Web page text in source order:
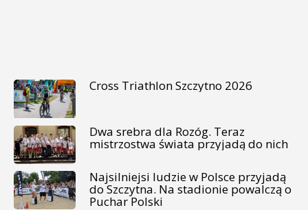
Cross Triathlon Szczytno 2026
Dwa srebra dla Rozóg. Teraz
mistrzostwa świata przyjadą do nich
Najsilniejsi ludzie w Polsce przyjadą
do Szczytna. Na stadionie powalczą o
Puchar Polski